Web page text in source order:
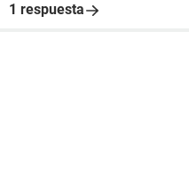
1 respuesta